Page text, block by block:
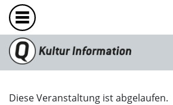
Diese Veranstaltung ist abgelaufen.